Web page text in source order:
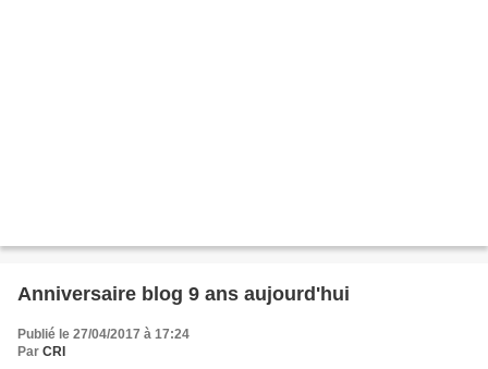
Anniversaire blog 9 ans aujourd'hui
Publié le 27/04/2017 à 17:24
Par CRI